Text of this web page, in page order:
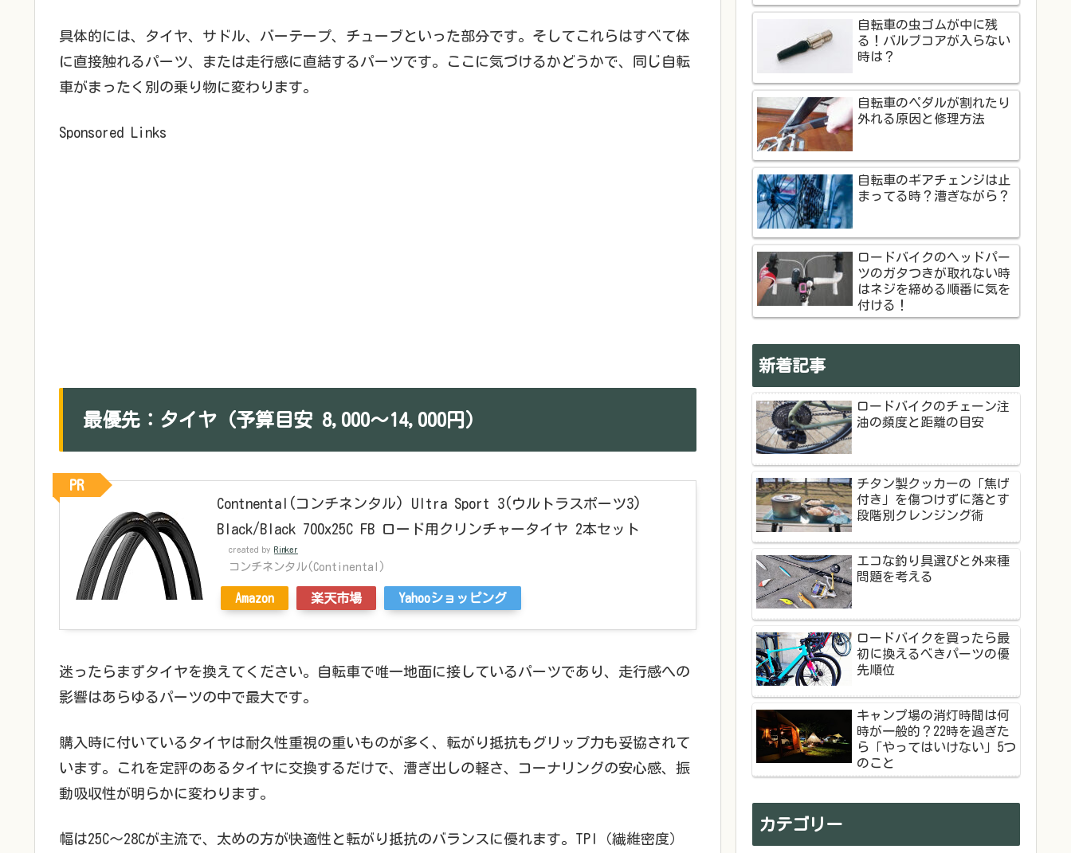
具体的には、タイヤ、サドル、バーテープ、チューブといった部分です。そしてこれらはすべて体
に直接触れるパーツ、または走行感に直結するパーツです。ここに気づけるかどうかで、同じ自転
車がまったく別の乗り物に変わります。
Sponsored Links
最優先：タイヤ（予算目安 8,000〜14,000円）
Contnental(コンチネンタル) Ultra Sport 3(ウルトラスポーツ3)
Black/Black 700x25C FB ロード用クリンチャータイヤ 2本セット
created by Rinker
コンチネンタル(Continental)
Amazon 楽天市場 Yahooショッピング
PR
迷ったらまずタイヤを換えてください。自転車で唯一地面に接しているパーツであり、走行感への
影響はあらゆるパーツの中で最大です。
購入時に付いているタイヤは耐久性重視の重いものが多く、転がり抵抗もグリップ力も妥協されて
います。これを定評のあるタイヤに交換するだけで、漕ぎ出しの軽さ、コーナリングの安心感、振
動吸収性が明らかに変わります。
幅は25C〜28Cが主流で、太めの方が快適性と転がり抵抗のバランスに優れます。TPI（繊維密度）
自転車の虫ゴムが中に残
る！バルブコアが入らない
時は？
自転車のペダルが割れたり
外れる原因と修理方法
自転車のギアチェンジは止
まってる時？漕ぎながら？
ロードバイクのヘッドパー
ツのガタつきが取れない時
はネジを締める順番に気を
付ける！
新着記事
ロードバイクのチェーン注
油の頻度と距離の目安
チタン製クッカーの「焦げ
付き」を傷つけずに落とす
段階別クレンジング術
エコな釣り具選びと外来種
問題を考える
ロードバイクを買ったら最
初に換えるべきパーツの優
先順位
キャンプ場の消灯時間は何
時が一般的？22時を過ぎた
ら「やってはいけない」5つ
のこと
カテゴリー